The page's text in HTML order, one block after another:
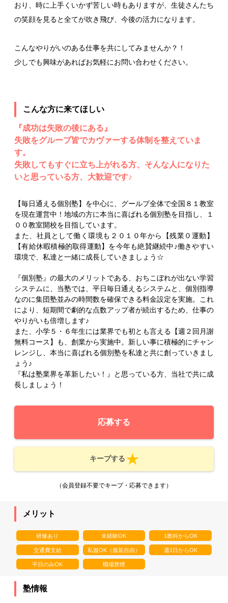
おり、時に上手くいかず苦しい時もありますが、生徒さんたち
の笑顔を見ると全てが吹き飛び、今後の活力になります。
こんなやりがいのある仕事を共にしてみませんか？！
少しでも興味があればお気軽にお問い合わせください。
こんな方に来てほしい
『成功は失敗の後にある』
失敗をグループ皆でカヴァーする体制を整えていま
す。
失敗してもすぐに立ち上がれる方、そんな人になりた
いと思っている方、大歓迎です♪
【毎日通える個別塾】を中心に、グールプ全体で全国８１教室
を現在運営中！地域の方に本当に喜ばれる個別塾を目指し、１
００教室開校を目指しています。
また、社員として働く環境も２０１０年から【残業０運動】
【有給休暇積極的取得運動】を今年も絶賛継続中♪働きやすい
環境で、私達と一緒に成長していきましょう☆
『個別塾』の最大のメリットである、おちこぼれが出ない学習
システムに、当塾では、平日毎日通えるシステムと、個別指導
なのに集団塾並みの時間数を確保できる料金設定を実施。これ
により、短期間で劇的な点数アップ者が続出するため、仕事の
やりがいも倍増します♪
また、小学５・６年生には業界でも初とも言える【週２回月謝
無料コース】も、創業から実施中。新しい事に積極的にチャン
レンジし、本当に喜ばれる個別塾を私達と共に創っていきまし
ょう♪
『私は塾業界を革新したい！』と思っている方、当社で共に成
長しましょう！
応募する
キープする
（会員登録不要でキープ・応募できます）
メリット
研修あり 未経験OK 1教科からOK
交通費支給 私服OK（服装自由） 週1日からOK
平日のみOK 職場禁煙
塾情報